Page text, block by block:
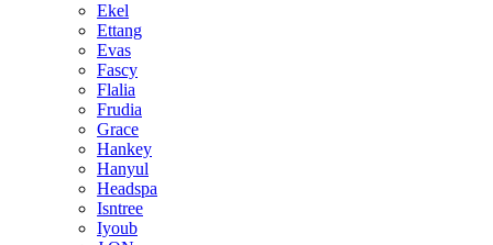
Ekel
Ettang
Evas
Fascy
Flalia
Frudia
Grace
Hankey
Hanyul
Headspa
Isntree
Iyoub